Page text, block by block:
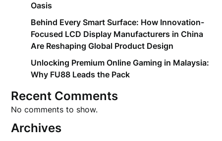
Oasis
Behind Every Smart Surface: How Innovation-
Focused LCD Display Manufacturers in China
Are Reshaping Global Product Design
Unlocking Premium Online Gaming in Malaysia:
Why FU88 Leads the Pack
Recent Comments
No comments to show.
Archives